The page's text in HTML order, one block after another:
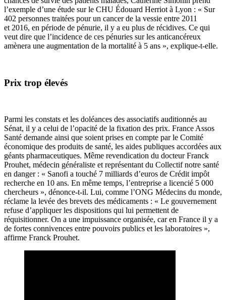
l’exemple d’une étude sur le CHU Édouard Herriot à Lyon : « Sur
402 personnes traitées pour un cancer de la vessie entre 2011
et 2016, en période de pénurie, il y a eu plus de récidives. Ce qui
veut dire que l’incidence de ces pénuries sur les anticancéreux
amènera une augmentation de la mortalité à 5 ans », explique-t-elle.
Prix trop élevés
Parmi les constats et les doléances des associatifs auditionnés au
Sénat, il y a celui de l’opacité de la fixation des prix. France Assos
Santé demande ainsi que soient prises en compte par le Comité
économique des produits de santé, les aides publiques accordées aux
géants pharmaceutiques. Même revendication du docteur Franck
Prouhet, médecin généraliste et représentant du Collectif notre santé
en danger : « Sanofi a touché 7 milliards d’euros de Crédit impôt
recherche en 10 ans. En même temps, l’entreprise a licencié 5 000
chercheurs », dénonce-t-il. Lui, comme l’ONG Médecins du monde,
réclame la levée des brevets des médicaments : « Le gouvernement
refuse d’appliquer les dispositions qui lui permettent de
réquisitionner. On a une impuissance organisée, car en France il y a
de fortes connivences entre pouvoirs publics et les laboratoires »,
affirme Franck Prouhet.